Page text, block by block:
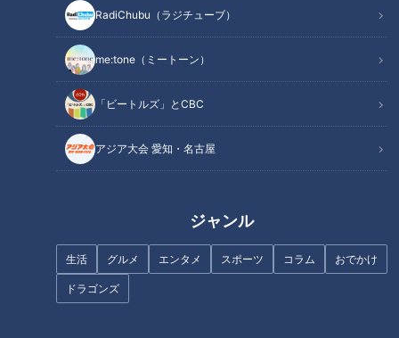
RadiChubu（ラジチューブ）
me:tone（ミートーン）
「ビートルズ」とCBC
アジア大会 愛知・名古屋
ジャンル
生活 グルメ エンタメ スポーツ コラム おでかけ
ドラゴンズ
安藤「その名の通り、もっちもちで、もっちゅもちゅで。ほん
とに新感覚の。『これ、ドーナツって言っていいんですか？』
っていう感じのドーナツなんです」
つきたてのお餅よりも弾力と柔らかさを同時に堪能できるドー
ナツ。もち米と米粉をブレンドした生地に独自のコーティング
安藤「持ち上げようとすると、指の跡がついちゃう。指の圧で
形が変わっちゃうので、優しく優しく扱わないといけない」
そのため、トングで取る形ではなく、箱で覆われた状態で提供